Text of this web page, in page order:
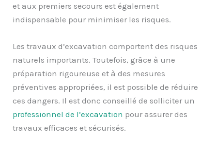
et aux premiers secours est également
indispensable pour minimiser les risques.
Les travaux d’excavation comportent des risques
naturels importants. Toutefois, grâce à une
préparation rigoureuse et à des mesures
préventives appropriées, il est possible de réduire
ces dangers. Il est donc conseillé de solliciter un
professionnel de l’excavation pour assurer des
travaux efficaces et sécurisés.